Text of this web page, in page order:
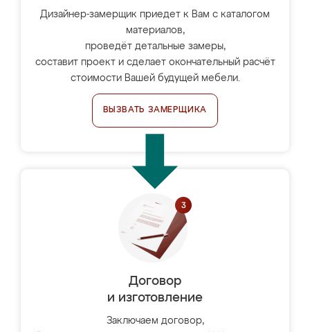
Дизайнер-замерщик приедет к Вам с каталогом
материалов,
проведёт детальные замеры,
составит проект и сделает окончательный расчёт
стоимости Вашей будущей мебели.
ВЫЗВАТЬ ЗАМЕРЩИКА
Договор
и изготовление
Заключаем договор,